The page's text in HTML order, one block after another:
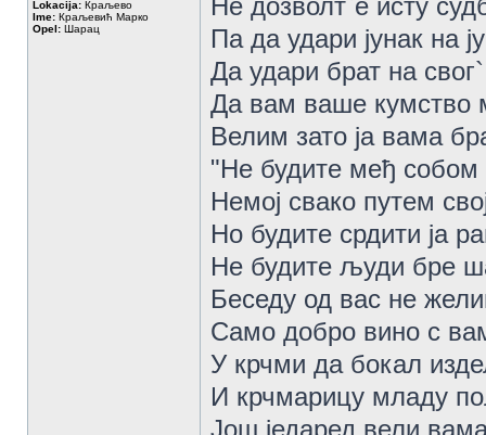
Lokacija: Краљево
Ime: Краљевић Марко
Opel: Шарац
Не дозволт`е исту
Па да удари јунак на
Да удари брат на
Да вам ваше кумство
Велим зато ја вама
"Не будите међ собом
Немој свако путем
Но будите срдити ја
Не будите људи бре
Беседу од вас не
Само добро вино с
У крчми да бокал
И крчмарицу младу
Још једаред вели